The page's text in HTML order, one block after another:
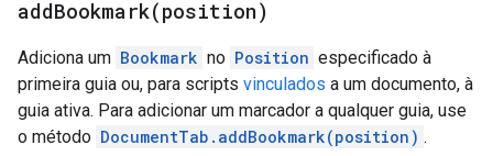
addBookmark(position)
Adiciona um Bookmark no Position especificado à
primeira guia ou, para scripts vinculados a um documento, à
guia ativa. Para adicionar um marcador a qualquer guia, use
o método DocumentTab.addBookmark(position) .